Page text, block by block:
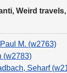
Weird
M. (w2763)
(w2783)
Seharf